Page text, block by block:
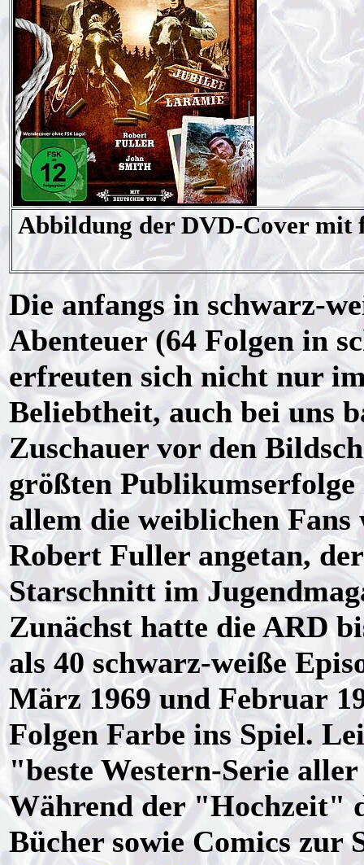
Abbildung der DVD-Cover mit
Die anfangs in schwarz-
Abenteuer (64 Folgen in
erfreuten sich nicht nur
Beliebtheit, auch bei uns
Zuschauer vor den
größten Publikumserfolge
allem die weiblichen
Robert Fuller angetan,
Starschnitt im
Zunächst hatte die ARD
als 40 schwarz-weiße
März 1969 und Februar
Folgen Farbe ins Spiel.
"beste Western-Serie
Während der "Hochzeit"
Bücher sowie Comics zur